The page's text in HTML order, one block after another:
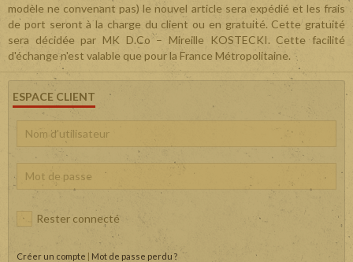
modèle ne convenant pas) le nouvel article sera expédié et les frais
de port seront à la charge du client ou en gratuité. Cette gratuité
sera décidée par MK D.Co – Mireille KOSTECKI. Cette facilité
d'échange n'est valable que pour la France Métropolitaine.
ESPACE CLIENT
Rester connecté
Créer un compte | Mot de passe perdu ?